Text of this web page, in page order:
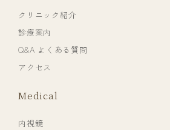
クリニック紹介
診療案内
Q&A よくある質問
アクセス
Medical
内視鏡